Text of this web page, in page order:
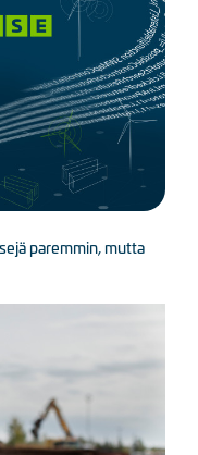
paremmin, mutta